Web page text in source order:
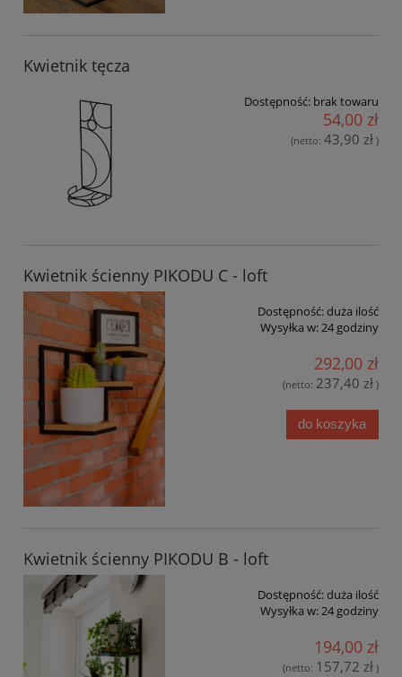
Kwietnik tęcza
Dostępność: brak towaru
54,00 zł
(netto: 43,90 zł )
Kwietnik ścienny PIKODU C - loft
Dostępność:duża ilość
Wysyłka w:24 godziny
292,00 zł
(netto: 237,40 zł )
do koszyka
Kwietnik ścienny PIKODU B - loft
Dostępność:duża ilość
Wysyłka w:24 godziny
194,00 zł
(netto: 157,72 zł )